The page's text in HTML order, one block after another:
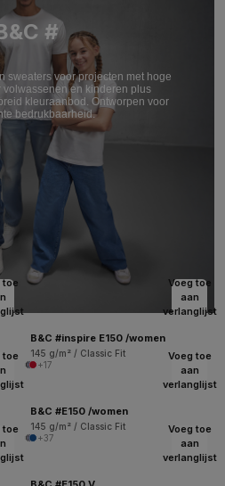
#
sweaters voor projecten met hoge
volwassenen en kinderen plus
kleuraanbod. Ontworpen voor
bedrukbaarheid.
toe
Voeg toe
aan
verlanglijst
B&C #inspire E150 /women
145 g/m² / Classic Fit
+17
toe
Voeg toe
aan
verlanglijst
B&C #E150 /women
145 g/m² / Classic Fit
+37
toe
Voeg toe
aan
verlanglijst